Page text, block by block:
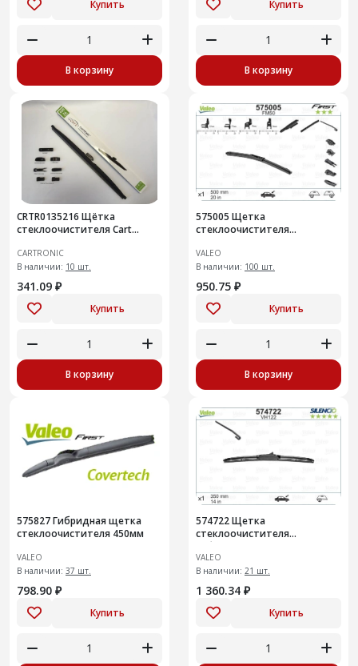
Купить
В корзину
Купить
В корзину
CRTR0135216 Щётка
стеклоочистителя Cart
набор адаптеров других
типо
CARTRONIC
В наличии: 10 шт.
341.09 ₽
Купить
В корзину
575005 Щетка
стеклоочистителя
VALEO
В наличии: 100 шт.
950.75 ₽
Купить
В корзину
575827 Гибридная щетка
стеклоочистителя 450мм
VALEO
В наличии: 37 шт.
798.90 ₽
Купить
574722 Щетка
стеклоочистителя
гибридная 350мм (574722)
VALEO
В наличии: 21 шт.
1 360.34 ₽
Купить